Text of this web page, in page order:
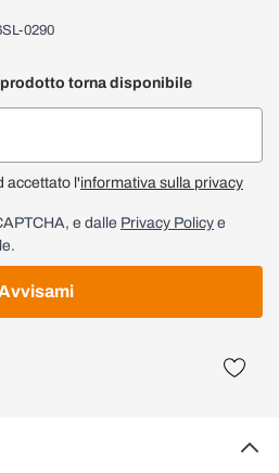
0290
torna disponibile
accettato l'informativa sulla privacy
e dalle Privacy Policy e